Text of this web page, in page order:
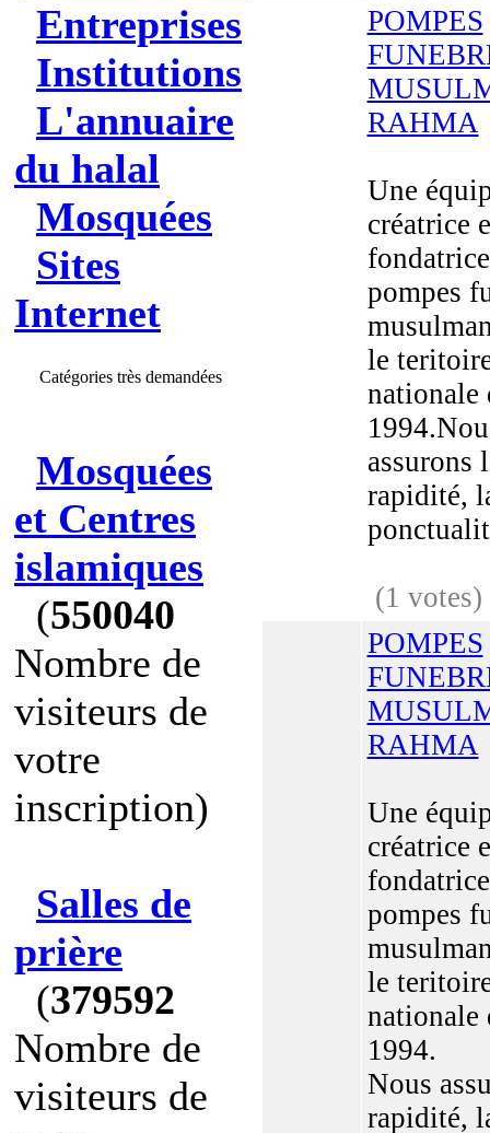
Entreprises
Institutions
L'annuaire
du halal
Mosquées
Sites
Internet
Catégories très demandées
Mosquées
et Centres
islamiques
(550040
Nombre de
visiteurs de
votre
inscription)
Salles de
prière
(379592
Nombre de
visiteurs de
POMPES
RAHMA
Une
créatrice
pompes
le
nationale
assurons
rapidité,
(1 votes)
POMPES
RAHMA
Une
créatrice
pompes
le
nationale
1994.
Nous
rapidité,